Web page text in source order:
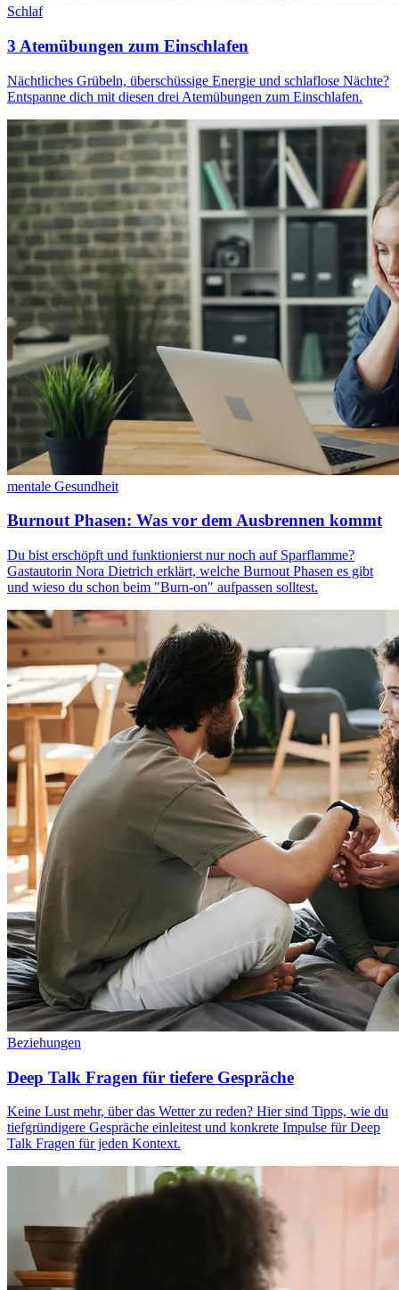
Schlaf
3 Atemübungen zum Einschlafen
Nächtliches Grübeln, überschüssige Energie und schlaflose Nächte?
Entspanne dich mit diesen drei Atemübungen zum Einschlafen.
mentale Gesundheit
Burnout Phasen: Was vor dem Ausbrennen kommt
Du bist erschöpft und funktionierst nur noch auf Sparflamme?
Gastautorin Nora Dietrich erklärt, welche Burnout Phasen es gibt
und wieso du schon beim "Burn-on" aufpassen solltest.
Beziehungen
Deep Talk Fragen für tiefere Gespräche
Keine Lust mehr, über das Wetter zu reden? Hier sind Tipps, wie du
tiefgründigere Gespräche einleitest und konkrete Impulse für Deep
Talk Fragen für jeden Kontext.